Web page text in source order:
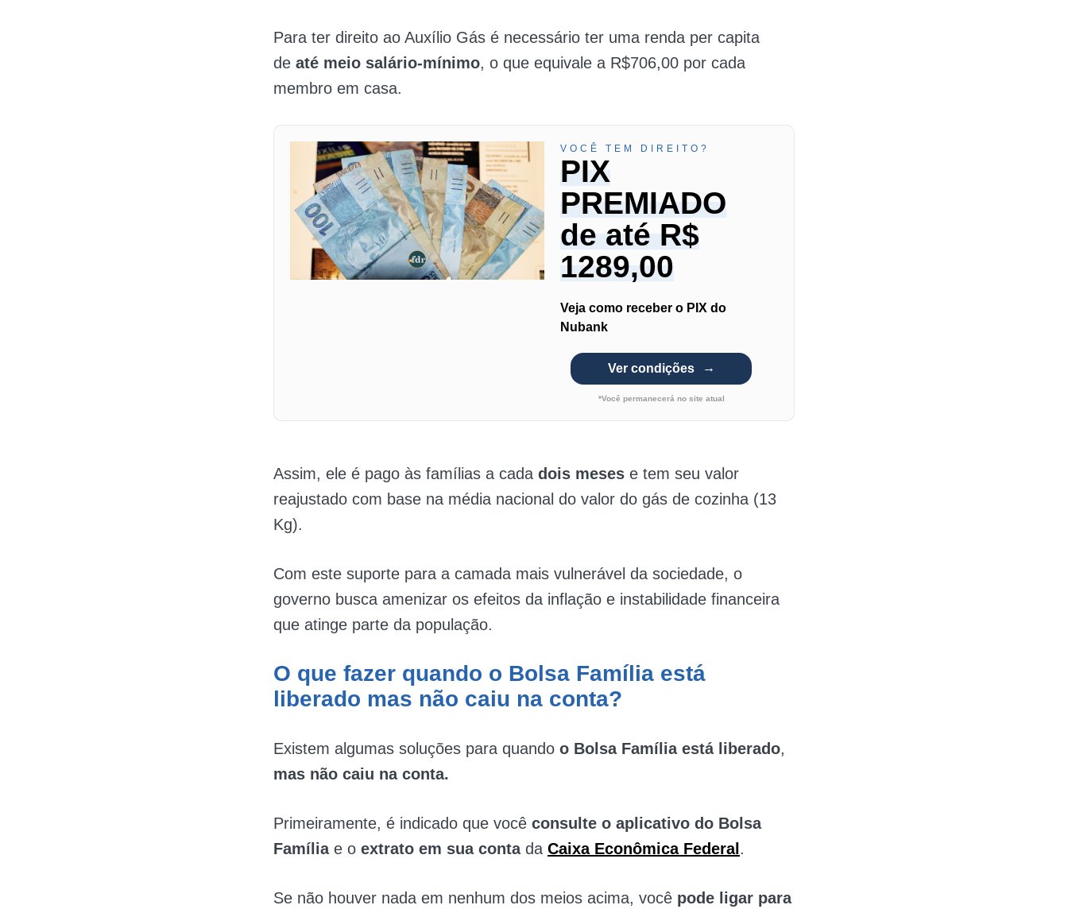
Para ter direito ao Auxílio Gás é necessário ter uma renda per capita
de até meio salário-mínimo, o que equivale a R$706,00 por cada
membro em casa.
VOCÊ TEM DIREITO?
PIX
PREMIADO
de até R$
1289,00
Veja como receber o PIX do
Nubank
Ver condições
*Você permanecerá no site atual
Assim, ele é pago às famílias a cada dois meses e tem seu valor
reajustado com base na média nacional do valor do gás de cozinha (13
Kg).
Com este suporte para a camada mais vulnerável da sociedade, o
governo busca amenizar os efeitos da inflação e instabilidade financeira
que atinge parte da população.
O que fazer quando o Bolsa Família está
liberado mas não caiu na conta?
Existem algumas soluções para quando o Bolsa Família está liberado,
mas não caiu na conta.
Primeiramente, é indicado que você consulte o aplicativo do Bolsa
Famíliae o extrato em sua contada Caixa Econômica Federal .
Se não houver nada em nenhum dos meios acima, você pode ligar para